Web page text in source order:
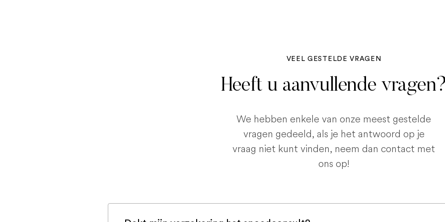
VEEL GESTELDE VRAGEN
Heeft u aanvullende
We hebben enkele van onze meest gestelde
vragen gedeeld, als je het antwoord op je
vraag niet kunt vinden, neem dan contact met
ons op!